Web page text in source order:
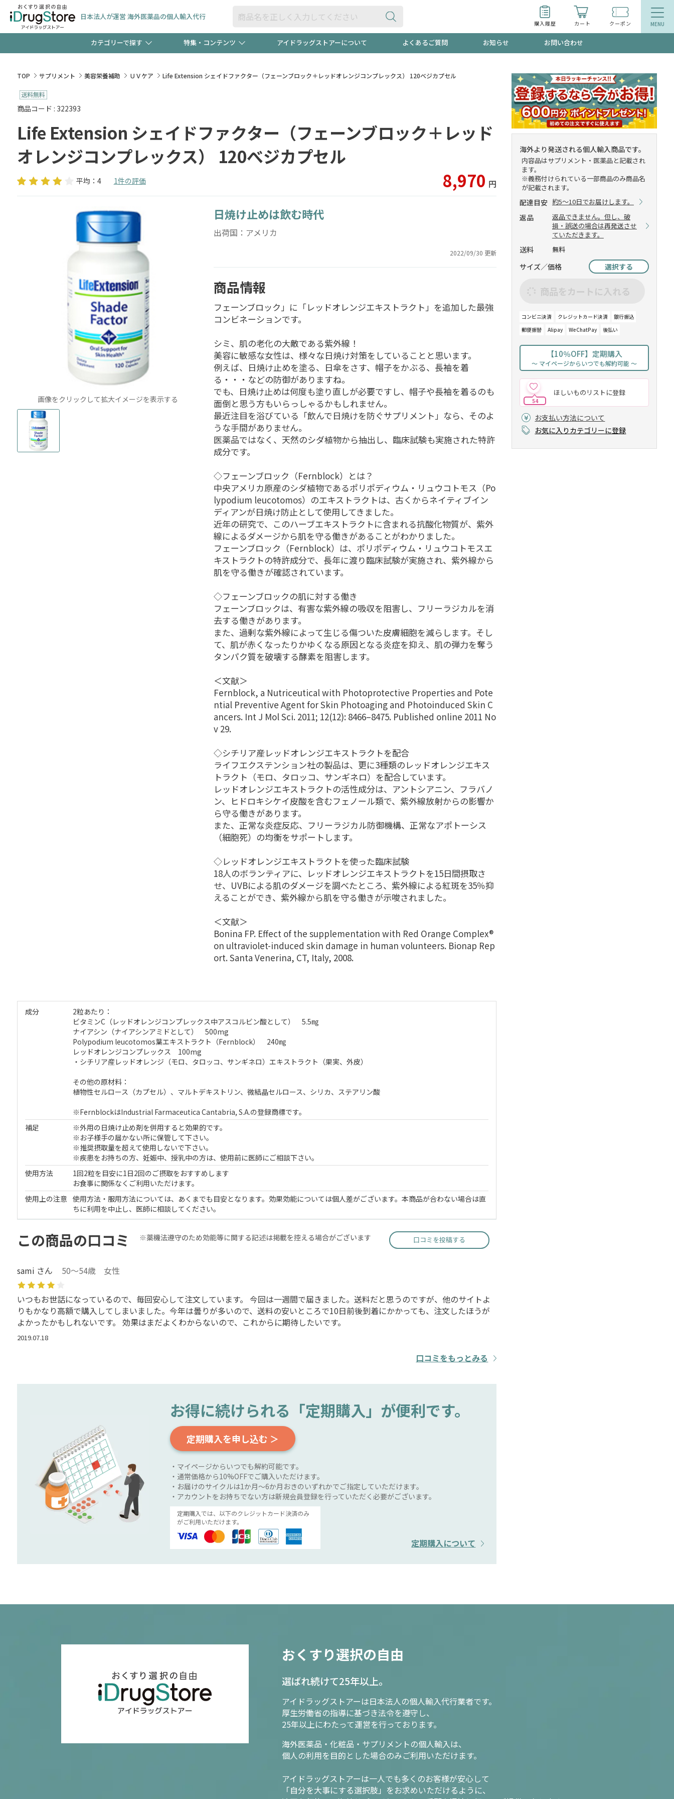
日本法人が運営 海外医薬品の個人輸入代行
購入履歴 カート クーポン
カテゴリーで探す
食品
検査キット ペット用品 オトナ向け
特集・コンテンツ
【週末限定】新規会員登録ポイント2倍600円分プレ
【早割】お得なクーポン"3種類"出現中！今月のスト
極冷メントールで、夏の頭皮ストレスを完全リセッ
ト！
新規登録で！今すぐ使えるクーポンプレゼント中！！
友だち大募集！限定クーポンも不定期配信
アイドラッグストアーについて よくあるご質問 お知らせ お問い合わせ
TOP サプリメント 美容栄養補助 ＵＶケア Life Extension シェイドファクター（フェーンブロック＋レッドオレンジコンプレックス） 120べジカプセル
商品コード : 322393
Life Extension シェイドファクター（フェーンブロック＋レッド
オレンジコンプレックス） 120べジカプセル
平均：4 1件の評価 8,970 円
画像をクリックして拡大イメージを表示する
日焼け止めは飲む時代
出荷国：アメリカ
2022/09/30 更新
商品情報
フェーンブロック」に「レッドオレンジエキストラクト」を追加した最強
コンビネーションです。
シミ、肌の老化の大敵である紫外線！
美容に敏感な女性は、様々な日焼け対策をしていることと思います。
例えば、日焼け止めを塗る、日傘をさす、帽子をかぶる、長袖を着
る・・・などの防御がありますね。
でも、日焼け止めは何度も塗り直しが必要ですし、帽子や長袖を着るのも
面倒と思う方もいらっしゃるかもしれません。
最近注目を浴びている「飲んで日焼けを防ぐサプリメント」なら、そのよ
うな手間がありません。
医薬品ではなく、天然のシダ植物から抽出し、臨床試験も実施された特許
成分です。
◇フェーンブロック（Fernblock）とは？
中央アメリカ原産のシダ植物であるポリポディウム・リュウコトモス（Po
lypodium leucotomos）のエキストラクトは、古くからネイティブイン
ディアンが日焼け防止として使用してきました。
近年の研究で、このハーブエキストラクトに含まれる抗酸化物質が、紫外
線によるダメージから肌を守る働きがあることがわかりました。
フェーンブロック（Fernblock）は、ポリポディウム・リュウコトモスエ
キストラクトの特許成分で、長年に渡り臨床試験が実施され、紫外線から
肌を守る働きが確認されています。
◇フェーンブロックの肌に対する働き
フェーンブロックは、有害な紫外線の吸収を阻害し、フリーラジカルを消
去する働きがあります。
また、過剰な紫外線によって生じる傷ついた皮膚細胞を減らします。そし
て、肌が赤くなったりかゆくなる原因となる炎症を抑え、肌の弾力を奪う
タンパク質を破壊する酵素を阻害します。
＜文献＞
Fernblock, a Nutriceutical with Photoprotective Properties and Pote
ntial Preventive Agent for Skin Photoaging and Photoinduced Skin C
ancers. Int J Mol Sci. 2011; 12(12): 8466–8475. Published online 2011 No
v 29.
◇シチリア産レッドオレンジエキストラクトを配合
ライフエクステンション社の製品は、更に3種類のレッドオレンジエキス
トラクト（モロ、タロッコ、サンギネロ）を配合しています。
レッドオレンジエキストラクトの活性成分は、アントシアニン、フラバノ
ン、ヒドロキシケイ皮酸を含むフェノール類で、紫外線放射からの影響か
ら守る働きがあります。
また、正常な炎症反応、フリーラジカル防御機構、正常なアポトーシス
（細胞死）の均衡をサポートします。
◇レッドオレンジエキストラクトを使った臨床試験
18人のボランティアに、レッドオレンジエキストラクトを15日間摂取さ
せ、UVBによる肌のダメージを調べたところ、紫外線による紅斑を35％抑
えることができ、紫外線から肌を守る働きが示唆されました。
＜文献＞
Bonina FP. Effect of the supplementation with Red Orange Complex®
on ultraviolet-induced skin damage in human volunteers. Bionap Rep
ort. Santa Venerina, CT, Italy, 2008.
海外より発送される個人輸入商品です。
内容品はサプリメント・医薬品と記載され
ます。
※義務付けられている一部商品のみ商品名
が記載されます。
配達目安 約5～10日でお届けします。
返品
返品できません。但し、破
損・誤送の場合は再発送させ
ていただきます。
送料 無料
サイズ／価格 選択する
商品をカートに入れる
コンビニ決済 クレジットカード決済
銀行振込
郵便振替
Alipay WeChatPay 後払い
【10％OFF】定期購入
～ マイページからいつでも解約可能 ～
ほしいものリストに登録
54
お支払い方法について
お気に入りカテゴリーに登録
成分
2粒あたり：
ビタミンC（レッドオレンジコンプレックス中アスコルビン酸として） 5.5㎎
ナイアシン（ナイアシンアミドとして） 500mg
Polypodium leucotomos葉エキストラクト（Fernblock） 240㎎
レッドオレンジコンプレックス 100mg
・シチリア産レッドオレンジ（モロ、タロッコ、サンギネロ）エキストラクト（果実、外皮）
その他の原材料：
植物性セルロース（カプセル）、マルトデキストリン、微結晶セルロース、シリカ、ステアリン酸
※FernblockはIndustrial Farmaceutica Cantabria, S.A.の登録商標です。
補足
※外用の日焼け止め剤を併用すると効果的です。
※お子様手の届かない所に保管して下さい。
※推奨摂取量を超えて使用しないで下さい。
※疾患をお持ちの方、妊娠中、授乳中の方は、使用前に医師にご相談下さい。
使用方法
1回2粒を目安に1日2回のご摂取をおすすめします
お食事に関係なくご利用いただけます。
使用上の注意 使用方法・服用方法については、あくまでも目安となります。効果効能については個人差がございます。本商品が合わない場合は直
ちに利用を中止し、医師に相談してください。
この商品の口コミ ※薬機法遵守のため効能等に関する記述は掲載を控える場合がございます 口コミを投稿する
sami さん 50～54歳 女性
いつもお世話になっているので、毎回安心して注文しています。 今回は一週間で届きました。送料だと思うのですが、他のサイトよ
りもかなり高額で購入してしまいました。今年は曇りが多いので、送料の安いところで10日前後到着にかかっても、注文したほうが
よかったかもしれないです。 効果はまだよくわからないので、これからに期待したいです。
2019.07.18
口コミをもっとみる
お得に続けられる 「定期購入」が便利です。
定期購入を申し込む ＞
・マイページからいつでも解約可能です。
・通常価格から10%OFFでご購入いただけます。
・お届けのサイクルは1か月～6か月おきのいずれかでご指定していただけます。
・アカウントをお持ちでない方は新規会員登録を行っていただく必要がございます。
定期購入では、以下のクレジットカード決済のみ
がご利用いただけます。
定期購入について
おくすり選択の自由
選ばれ続けて25年以上。
アイドラッグストアーは日本法人の個人輸入代行業者です。
厚生労働省の指導に基づき法令を遵守し、
25年以上にわたって運営を行っております。
海外医薬品・化粧品・サプリメントの個人輸入は、
個人の利用を目的とした場合のみご利用いただけます。
アイドラッグストアーは一人でも多くのお客様が安心して
「自分を大事にする選択肢」をお求めいただけるように、